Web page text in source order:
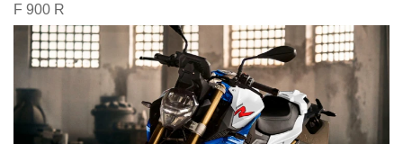
F 900 R